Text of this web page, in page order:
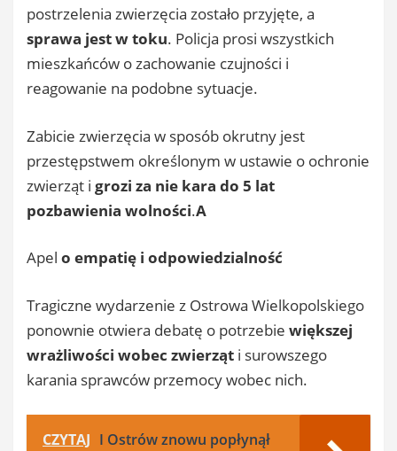
postrzelenia zwierzęcia zostało przyjęte, a
sprawa jest w toku. Policja prosi wszystkich
mieszkańców o zachowanie czujności i
reagowanie na podobne sytuacje.
Zabicie zwierzęcia w sposób okrutny jest
przestępstwem określonym w ustawie o ochronie
zwierząt i grozi za nie kara do 5 lat
pozbawienia wolności.A
Apel o empatię i odpowiedzialność
Tragiczne wydarzenie z Ostrowa Wielkopolskiego
ponownie otwiera debatę o potrzebie większej
wrażliwości wobec zwierząt i surowszego
karania sprawców przemocy wobec nich.
CZYTAJ I Ostrów znowu popłynął